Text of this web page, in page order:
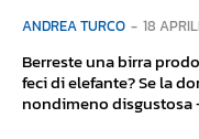
ANDREA TURCO - 18
Berreste una birra
feci di elefante? Se la
nondimeno disgustosa